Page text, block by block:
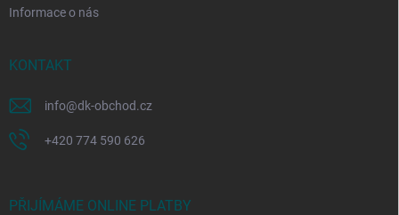
Informace o nás
KONTAKT
info@dk-obchod.cz
+420 774 590 626
PŘIJÍMÁME ONLINE PLATBY